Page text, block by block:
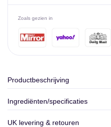
Zoals gezien in
Productbeschrijving
Ingrediënten/specificaties
UK levering & retouren